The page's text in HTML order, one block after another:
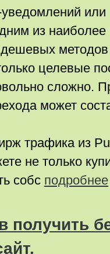
или
из наиболее
дешевых
целевые
сложно.
может
трафика из
не только
собс подробнее
получить